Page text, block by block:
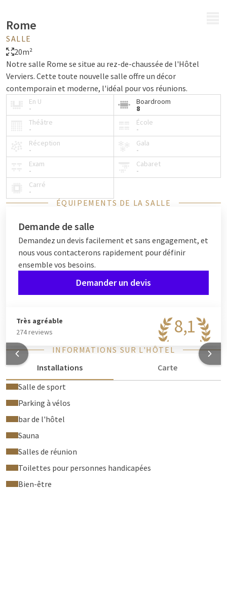
Rome
SALLE
20m²
Notre salle Rome se situe au rez-de-chaussée de l'Hôtel
Verviers. Cette toute nouvelle salle offre un décor
contemporain et moderne, l'idéal pour vos réunions.
En U
-
Boardroom
8
Théâtre
-
École
-
Réception
-
Gala
-
Exam
-
Cabaret
-
Carré
-
ÉQUIPEMENTS DE LA SALLE
Demande de salle
Demandez un devis facilement et sans engagement, et
nous vous contacterons rapidement pour définir
ensemble vos besoins.
Demander un devis
8,1
Très agréable
274 reviews
INFORMATIONS SUR L'HÔTEL
Installations
Carte
Salle de sport
Parking à vélos
bar de l'hôtel
Sauna
Salles de réunion
Toilettes pour personnes handicapées
Bien-être